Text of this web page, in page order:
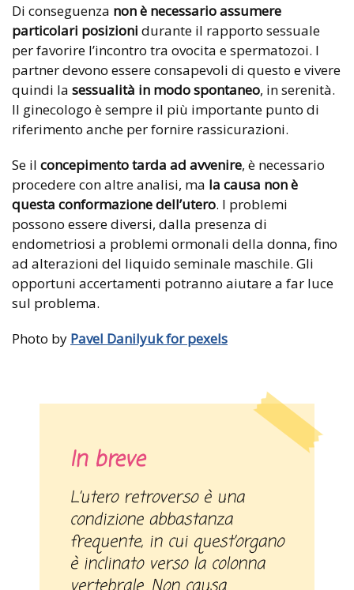
Di conseguenza non è necessario assumere
particolari posizioni durante il rapporto sessuale
per favorire l’incontro tra ovocita e spermatozoi. I
partner devono essere consapevoli di questo e vivere
quindi la sessualità in modo spontaneo, in serenità.
Il ginecologo è sempre il più importante punto di
riferimento anche per fornire rassicurazioni.
Se il concepimento tarda ad avvenire, è necessario
procedere con altre analisi, ma la causa non è
questa conformazione dell’utero. I problemi
possono essere diversi, dalla presenza di
endometriosi a problemi ormonali della donna, fino
ad alterazioni del liquido seminale maschile. Gli
opportuni accertamenti potranno aiutare a far luce
sul problema.
Photo by Pavel Danilyuk for pexels
In breve
L’utero retroverso è una
condizione abbastanza
frequente, in cui quest’organo
è inclinato verso la colonna